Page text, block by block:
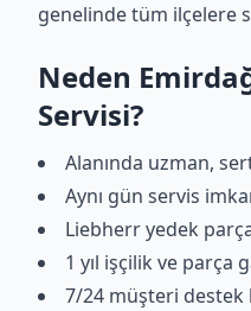
genelinde tüm ilçelere
Neden
Servisi?
Alanında uzman,
Aynı gün servis
Liebherr yedek
1 yıl işçilik ve parça
7/24 müşteri destek